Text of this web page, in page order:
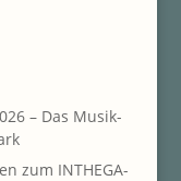
– Das Musik-
zum INTHEGA-